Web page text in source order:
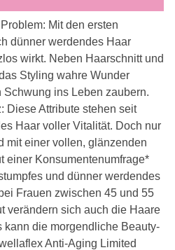
Mit den ersten
dünner werdendes Haar
wirkt. Neben Haarschnitt und
Styling wahre Wunder
ins Leben zaubern.
Diese Attribute stehen seit
Haar voller Vitalität. Doch nur
mit einer vollen, glänzenden
einer Konsumentenumfrage*
und dünner werdendes
Frauen zwischen 45 und 55
verändern sich auch die Haare
kann die morgendliche Beauty-
Anti-Aging Limited